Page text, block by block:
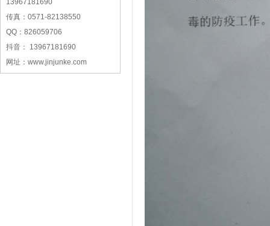
13967181690
传真：0571-82138550
QQ：826059706
抖音： 13967181690
网址：www.jinjunke.com